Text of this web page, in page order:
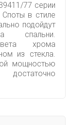
77 серии
в стиле
подойдут
спальни.
хрома
из стекла.
мощностью